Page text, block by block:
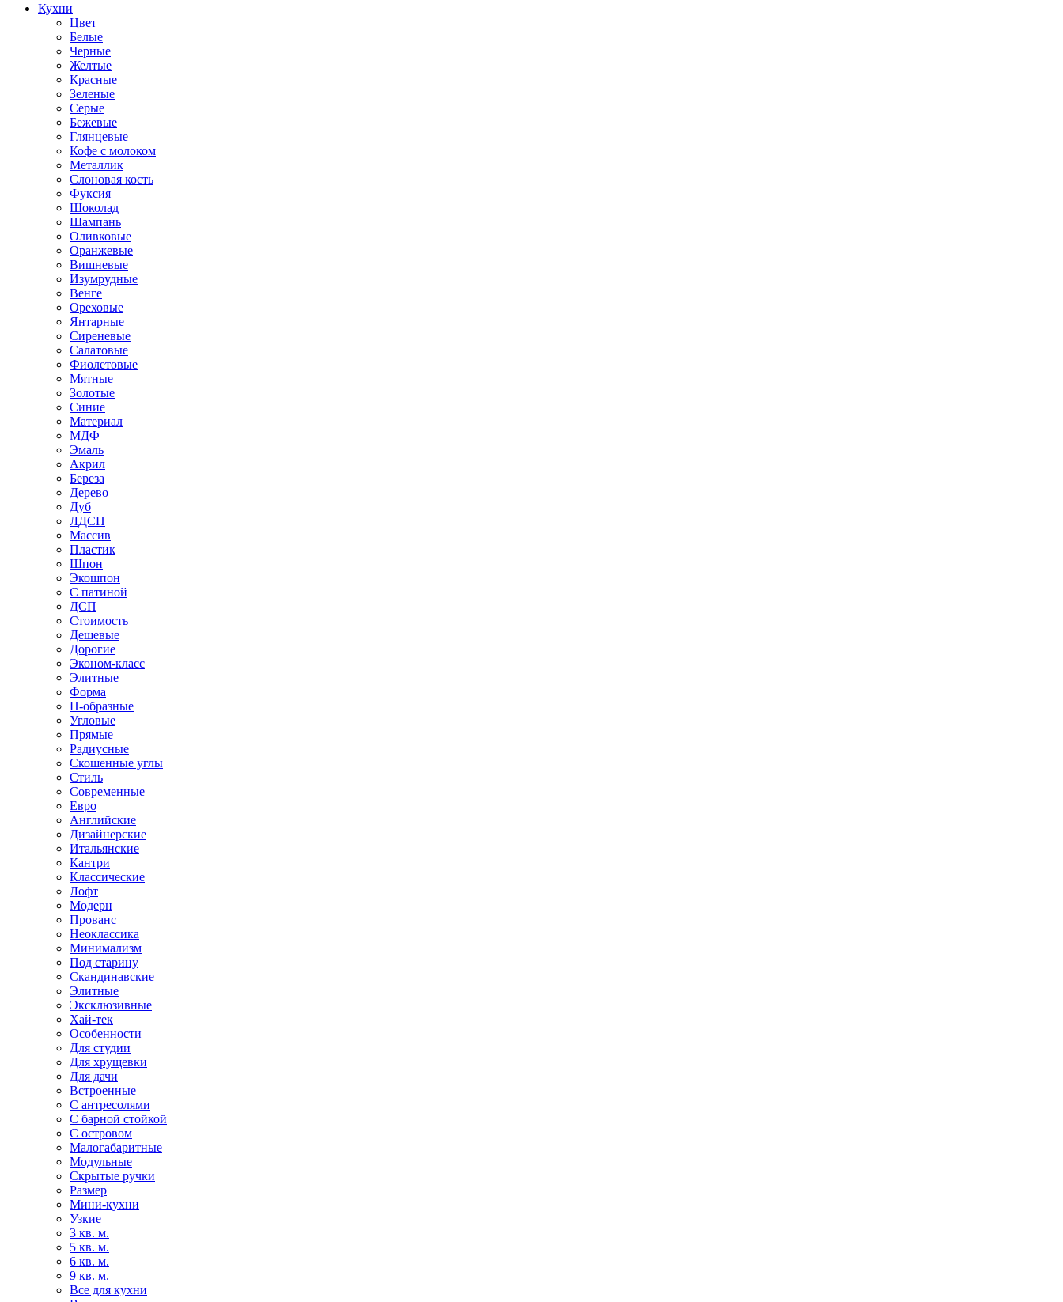
Кухни
Цвет
Белые
Черные
Желтые
Красные
Зеленые
Серые
Бежевые
Глянцевые
Кофе с молоком
Металлик
Слоновая кость
Фуксия
Шоколад
Шампань
Оливковые
Оранжевые
Вишневые
Изумрудные
Венге
Ореховые
Янтарные
Сиреневые
Салатовые
Фиолетовые
Мятные
Золотые
Синие
Материал
МДФ
Эмаль
Акрил
Береза
Дерево
Дуб
ЛДСП
Массив
Пластик
Шпон
Экошпон
С патиной
ДСП
Стоимость
Дешевые
Дорогие
Эконом-класс
Элитные
Форма
П-образные
Угловые
Прямые
Радиусные
Скошенные углы
Стиль
Современные
Евро
Английские
Дизайнерские
Итальянские
Кантри
Классические
Лофт
Модерн
Прованс
Неоклассика
Минимализм
Под старину
Скандинавские
Элитные
Эксклюзивные
Хай-тек
Особенности
Для студии
Для хрущевки
Для дачи
Встроенные
С антресолями
С барной стойкой
С островом
Малогабаритные
Модульные
Скрытые ручки
Размер
Мини-кухни
Узкие
3 кв. м.
5 кв. м.
6 кв. м.
9 кв. м.
Все для кухни